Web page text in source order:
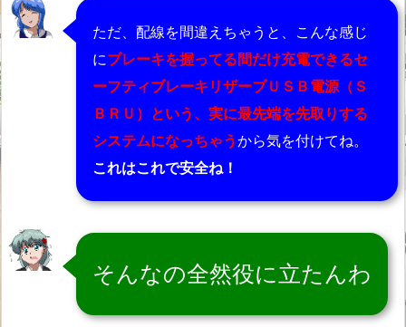
ただ、配線を間違えちゃうと、こんな感じ
にブレーキを握ってる間だけ充電できるセ
ーフティブレーキリザーブＵＳＢ電源（Ｓ
ＢＲＵ）という、実に最先端を先取りする
システムになっちゃうから気を付けてね。
これはこれで安全ね！
そんなの全然役に立たんわ